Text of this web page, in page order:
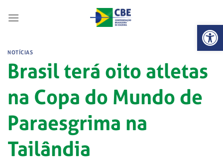
Abrir
NOTÍCIAS
Brasil terá oito atletas
na Copa do Mundo de
Paraesgrima na
Tailândia